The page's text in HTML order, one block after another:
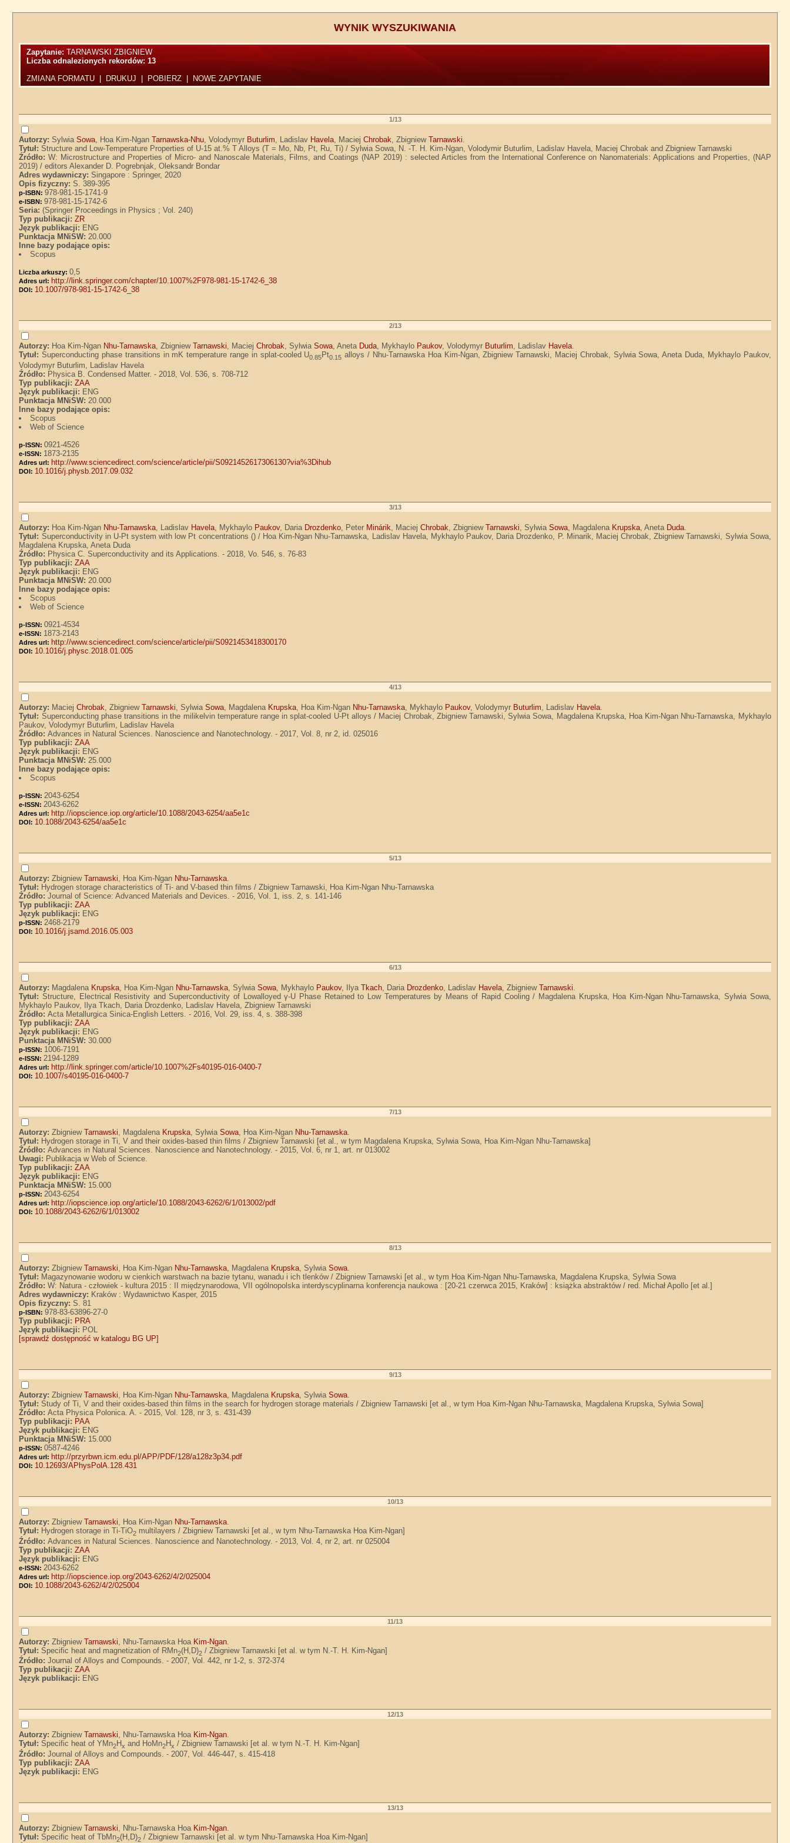
WYNIK WYSZUKIWANIA
Zapytanie:TARNAWSKI ZBIGNIEW
Liczba odnalezionych rekordów:13
ZMIANA FORMATU
DRUKUJ POBIERZ NOWE ZAPYTANIE
1/13
Autorzy:SylwiaSowa, Hoa Kim-NganTarnawska-Nhu, Volodymyr Buturlim, Ladislav Havela, MaciejChrobak, ZbigniewTarnawski.
Tytuł:Structure and Low-Temperature Properties of U-15 at.% T Alloys (T = Mo, Nb, Pt, Ru, Ti) / Sylwia Sowa, N. -T. H. Kim-Ngan, Volodymir Buturlim, Ladislav Havela, Maciej Chrobak and Zbigniew Tarnawski
Źródło:W: Microstructure and Properties of Micro- and Nanoscale Materials, Films, and Coatings (NAP 2019) : selected Articles from the International Conference on Nanomaterials: Applications and Properties, (NAP
2019) / editors Alexander D. Pogrebnjak, Oleksandr Bondar
Adres wydawniczy:Singapore : Springer, 2020
Opis fizyczny:S. 389-395
p-ISBN:978-981-15-1741-9
e-ISBN:978-981-15-1742-6
Seria:(Springer Proceedings in Physics ; Vol. 240)
Typ publikacji:ZR
Język publikacji: ENG
Punktacja MNiSW:20.000
Inne bazy podające opis:
Scopus
Liczba arkuszy:0,5
Adres url: http://link.springer.com/chapter/10.1007%2F978-981-15-1742-6_38
DOI: 10.1007/978-981-15-1742-6_38
2/13
Autorzy: Hoa Kim-Ngan Nhu-Tarnawska, ZbigniewTarnawski, MaciejChrobak, SylwiaSowa, Aneta Duda, Mykhaylo Paukov, Volodymyr Buturlim, Ladislav Havela.
Tytuł:Superconducting phase transitions in mK temperature range in splat-cooled U0.85Pt0.15 alloys / Nhu-Tarnawska Hoa Kim-Ngan, Zbigniew Tarnawski, Maciej Chrobak, Sylwia Sowa, Aneta Duda, Mykhaylo Paukov,
Volodymyr Buturlim, Ladislav Havela
Źródło: Physica B. Condensed Matter. - 2018, Vol. 536, s. 708-712
Typ publikacji:ZAA
Język publikacji: ENG
Punktacja MNiSW: 20.000
Inne bazy podające opis:
Scopus
Web of Science
p-ISSN:0921-4526
e-ISSN: 1873-2135
Adres url: http://www.sciencedirect.com/science/article/pii/S0921452617306130?via%3Dihub
DOI: 10.1016/j.physb.2017.09.032
3/13
Autorzy: Hoa Kim-Ngan Nhu-Tarnawska , Ladislav Havela , Mykhaylo Paukov, Daria Drozdenko , Peter Minárik , MaciejChrobak , ZbigniewTarnawski , SylwiaSowa , Magdalena Krupska , Aneta Duda
Tytuł: Superconductivity in U-Pt system with low Pt concentrations () / Hoa Kim-Ngan Nhu-Tarnawska, Ladislav Havela, Mykhaylo Paukov, Daria Drozdenko, P. Minarik, Maciej Chrobak, Zbigniew Tarnawski, Sylwia Sowa,
Magdalena Krupska, Aneta Duda
Źródło: Physica C. Superconductivity and its Applications. - 2018, Vo. 546, s. 76-83
Typ publikacji:ZAA
Język publikacji: ENG
Punktacja MNiSW: 20.000
Inne bazy podające opis:
Scopus
Web of Science
p-ISSN:0921-4534
e-ISSN: 1873-2143
Adres url: http://www.sciencedirect.com/science/article/pii/S0921453418300170
DOI: 10.1016/j.physc.2018.01.005
4/13
Autorzy: MaciejChrobak , ZbigniewTarnawski , SylwiaSowa , Magdalena Krupska , Hoa Kim-Ngan Nhu-Tarnawska , Mykhaylo Paukov, Volodymyr Buturlim , Ladislav Havela
Tytuł: Superconducting phase transitions in the milikelvin temperature range in splat-cooled U-Pt alloys / Maciej Chrobak, Zbigniew Tarnawski, Sylwia Sowa, Magdalena Krupska, Hoa Kim-Ngan Nhu-Tarnawska, Mykhaylo
Paukov, Volodymyr Buturlim, Ladislav Havela
Źródło:Advances in Natural Sciences. Nanoscience and Nanotechnology. - 2017, Vol. 8, nr 2, id. 025016
Typ publikacji:ZAA
Język publikacji: ENG
Punktacja MNiSW: 25.000
Inne bazy podające opis:
Scopus
p-ISSN: 2043-6254
e-ISSN: 2043-6262
Adres url: http://iopscience.iop.org/article/10.1088/2043-6254/aa5e1c
DOI: 10.1088/2043-6254/aa5e1c
5/13
Autorzy:ZbigniewTarnawski , Hoa Kim-Ngan Nhu-Tarnawska
Tytuł: Hydrogen storage characteristics of Ti- and V-based thin films / Zbigniew Tarnawski, Hoa Kim-Ngan Nhu-Tarnawska
Źródło:Journal of Science: Advanced Materials and Devices. - 2016, Vol. 1, iss. 2, s. 141-146
Typ publikacji:ZAA
Język publikacji: ENG
p-ISSN: 2468-2179
DOI: 10.1016/j.jsamd.2016.05.003
6/13
Autorzy: Magdalena Krupska , Hoa Kim-Ngan Nhu-Tarnawska , SylwiaSowa , Mykhaylo Paukov, IlyaTkach , Daria Drozdenko , Ladislav Havela , ZbigniewTarnawski
Tytuł: Structure, Electrical Resistivity and Superconductivity of Lowalloyed γ-U Phase Retained to Low Temperatures by Means of Rapid Cooling / Magdalena Krupska, Hoa Kim-Ngan Nhu-Tarnawska, Sylwia Sowa,
Mykhaylo Paukov, Ilya Tkach, Daria Drozdenko, Ladislav Havela, Zbigniew Tarnawski
Źródło:Acta Metallurgica Sinica-English Letters. - 2016, Vol. 29, iss. 4, s. 388-398
Typ publikacji:ZAA
Język publikacji: ENG
Punktacja MNiSW:30.000
p-ISSN: 1006-7191
e-ISSN: 2194-1289
Adres url: http://link.springer.com/article/10.1007%2Fs40195-016-0400-7
DOI: 10.1007/s40195-016-0400-7
7/13
Autorzy:ZbigniewTarnawski , Magdalena Krupska , SylwiaSowa , Hoa Kim-Ngan Nhu-Tarnawska
Tytuł: Hydrogen storage in Ti, V and their oxides-based thin films / Zbigniew Tarnawski [et al., w tym Magdalena Krupska, Sylwia Sowa, Hoa Kim-Ngan Nhu-Tarnawska]
Źródło:Advances in Natural Sciences. Nanoscience and Nanotechnology. - 2015, Vol. 6, nr 1, art. nr 013002
Uwagi: Publikacja w Web of Science.
Typ publikacji:ZAA
Język publikacji: ENG
Punktacja MNiSW: 15.000
p-ISSN: 2043-6254
Adres url: http://iopscience.iop.org/article/10.1088/2043-6262/6/1/013002/pdf
DOI: 10.1088/2043-6262/6/1/013002
8/13
Autorzy:ZbigniewTarnawski , Hoa Kim-Ngan Nhu-Tarnawska , Magdalena Krupska , SylwiaSowa
Tytuł: Magazynowanie wodoru w cienkich warstwach na bazie tytanu, wanadu i ich tlenków / Zbigniew Tarnawski [et al., w tym Hoa Kim-Ngan Nhu-Tarnawska, Magdalena Krupska, Sylwia Sowa
Źródło:W: Natura - człowiek - kultura 2015 : II międzynarodowa, VII ogólnopolska interdyscyplinarna konferencja naukowa : [20-21 czerwca 2015, Kraków] : książka abstraktów / red. Michał Apollo [et al.]
Adres wydawniczy: Kraków : Wydawnictwo Kasper, 2015
Opis fizyczny:S. 81
p-ISBN:978-83-63896-27-0
Typ publikacji: PRA
Język publikacji: POL
[sprawdź dostępność w katalogu BG UP]
9/13
Autorzy:ZbigniewTarnawski , Hoa Kim-Ngan Nhu-Tarnawska , Magdalena Krupska , SylwiaSowa
Tytuł:Study of Ti, V and their oxides-based thin films in the search for hydrogen storage materials / Zbigniew Tarnawski [et al., w tym Hoa Kim-Ngan Nhu-Tarnawska, Magdalena Krupska, Sylwia Sowa]
Źródło:Acta Physica Polonica. A. - 2015, Vol. 128, nr 3, s. 431-439
Typ publikacji: PAA
Język publikacji: ENG
Punktacja MNiSW: 15.000
p-ISSN:0587-4246
Adres url: http://przyrbwn.icm.edu.pl/APP/PDF/128/a128z3p34.pdf
DOI: 10.12693/APhysPolA.128.431
10/13
Autorzy:ZbigniewTarnawski , Hoa Kim-Ngan Nhu-Tarnawska
Tytuł: Hydrogen storage in Ti-TiO2 multilayers / Zbigniew Tarnawski [et al., w tym Nhu-Tarnawska Hoa Kim-Ngan]
Źródło:Advances in Natural Sciences. Nanoscience and Nanotechnology. - 2013, Vol. 4, nr 2, art. nr 025004
Typ publikacji:ZAA
Język publikacji: ENG
e-ISSN: 2043-6262
Adres url: http://iopscience.iop.org/2043-6262/4/2/025004
DOI: 10.1088/2043-6262/4/2/025004
11/13
Autorzy:ZbigniewTarnawski , Nhu-Tarnawska Hoa Kim-Ngan
Tytuł:Specific heat and magnetization of RMn2(H,D)2 / Zbigniew Tarnawski [et al. w tym N.-T. H. Kim-Ngan]
Źródło:Journal of Alloys and Compounds. - 2007, Vol. 442, nr 1-2, s. 372-374
Typ publikacji:ZAA
Język publikacji: ENG
12/13
Autorzy:ZbigniewTarnawski, Nhu-Tarnawska Hoa Kim-Ngan.
Tytuł:Specific heat of YMn2Hx and HoMn2Hx / Zbigniew Tarnawski [et al. w tym N.-T. H. Kim-Ngan]
Źródło:Journal of Alloys and Compounds. - 2007, Vol. 446-447, s. 415-418
Typ publikacji:ZAA
Język publikacji: ENG
13/13
Autorzy:ZbigniewTarnawski , Nhu-Tarnawska Hoa Kim-Ngan
Tytuł:Specific heat of TbMn2(H,D)2 / Zbigniew Tarnawski [et al. w tym Nhu-Tarnawska Hoa Kim-Ngan]